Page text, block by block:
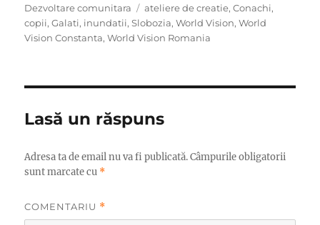
pe
Dezvoltare comunitara
Etichete
ateliere de creatie,Conachi,
copii,Galati, inundatii,Slobozia,World Vision,World
Vision Constanta,World Vision Romania
Lasă un răspuns
Adresa ta de email nu va fi publicată. Câmpurile obligatorii
sunt marcate cu *
COMENTARIU *